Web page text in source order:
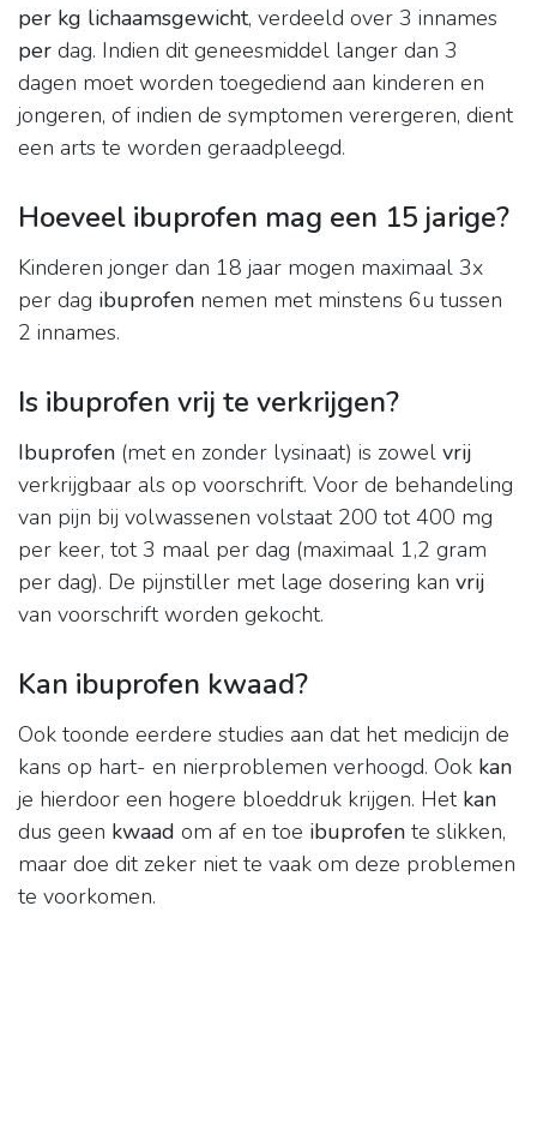
per kg lichaamsgewicht, verdeeld over 3 innames
per dag. Indien dit geneesmiddel langer dan 3
dagen moet worden toegediend aan kinderen en
jongeren, of indien de symptomen verergeren, dient
een arts te worden geraadpleegd.
Hoeveel ibuprofen mag een 15 jarige?
Kinderen jonger dan 18 jaar mogen maximaal 3x
per dag ibuprofen nemen met minstens 6u tussen
2 innames.
Is ibuprofen vrij te verkrijgen?
Ibuprofen (met en zonder lysinaat) is zowel vrij
verkrijgbaar als op voorschrift. Voor de behandeling
van pijn bij volwassenen volstaat 200 tot 400 mg
per keer, tot 3 maal per dag (maximaal 1,2 gram
per dag). De pijnstiller met lage dosering kan vrij
van voorschrift worden gekocht.
Kan ibuprofen kwaad?
Ook toonde eerdere studies aan dat het medicijn de
kans op hart- en nierproblemen verhoogd. Ook kan
je hierdoor een hogere bloeddruk krijgen. Het kan
dus geen kwaad om af en toe ibuprofen te slikken,
maar doe dit zeker niet te vaak om deze problemen
te voorkomen.